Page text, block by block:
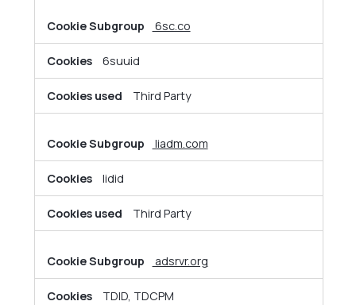
6sc.co
6suuid
Third Party
liadm.com
lidid
Third Party
adsrvr.org
TDID, TDCPM